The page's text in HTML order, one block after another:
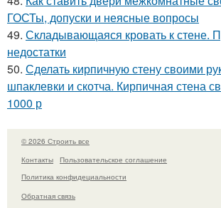
ГОСТы, допуски и неясные вопросы
49. Складывающаяся кровать к стене.
недостатки
50. Сделать кирпичную стену своими
шпаклевки и скотча. Кирпичная стена
1000 р
© 2026 Строить все
Контакты
Пользовательское соглашение
Политика конфидециальности
Обратная связь